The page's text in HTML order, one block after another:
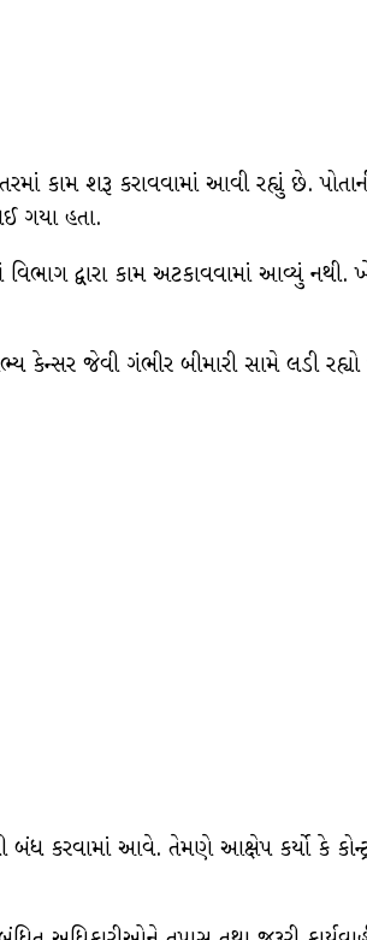
કામ શરૂ કરાવવામાં આવી રહ્યું છે.
ગયા હતા.
દ્વારા કામ અટકાવવામાં આવ્યું નથી.
જેવી ગંભીર બીમારી સામે લડી
કરવામાં આવે. તેમણે આક્ષેપ કર્યો કે